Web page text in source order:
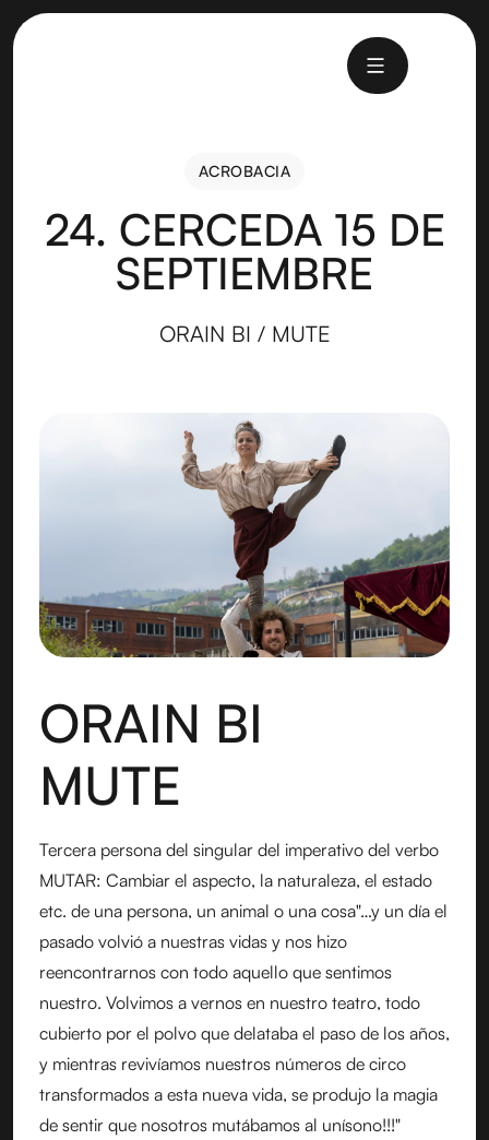
ACROBACIA
24. CERCEDA 15 DE
SEPTIEMBRE
ORAIN BI / MUTE
ORAIN BI
MUTE
Tercera persona del singular del imperativo del verbo
MUTAR: Cambiar el aspecto, la naturaleza, el estado
etc. de una persona, un animal o una cosa"…y un día el
pasado volvió a nuestras vidas y nos hizo
reencontrarnos con todo aquello que sentimos
nuestro. Volvimos a vernos en nuestro teatro, todo
cubierto por el polvo que delataba el paso de los años,
y mientras revivíamos nuestros números de circo
transformados a esta nueva vida, se produjo la magia
de sentir que nosotros mutábamos al unísono!!!"